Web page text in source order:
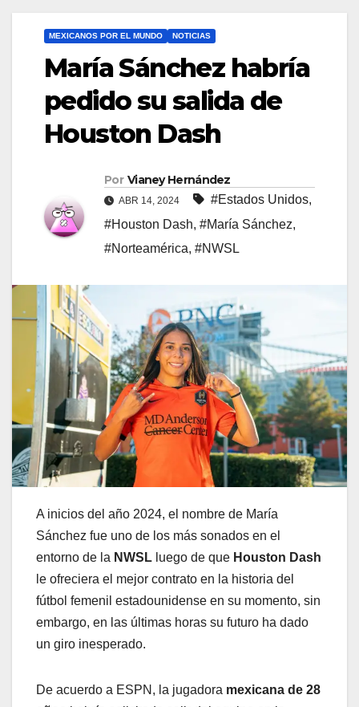
MEXICANOS POR EL MUNDO NOTICIAS
María Sánchez habría
pedido su salida de
Houston Dash
Por Vianey Hernández
ABR 14, 2024 #Estados Unidos,
#Houston Dash, #María Sánchez,
#Norteamérica, #NWSL
A inicios del año 2024, el nombre de María
Sánchez fue uno de los más sonados en el
entorno de la NWSL luego de que Houston Dash
le ofreciera el mejor contrato en la historia del
fútbol femenil estadounidense en su momento, sin
embargo, en las últimas horas su futuro ha dado
un giro inesperado.
De acuerdo a ESPN, la jugadora mexicana de 28